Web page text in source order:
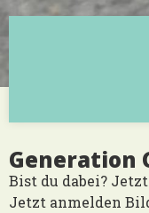
Generation
Bist du dabei?
Jetzt anmelden